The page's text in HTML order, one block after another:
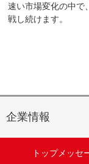
速い市場変化の中で
戦し続けます。
企業情報
トップメッセ